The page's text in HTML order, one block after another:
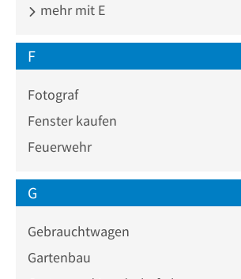
mehr mit E
F
Fotograf
Fenster kaufen
Feuerwehr
G
Gebrauchtwagen
Gartenbau